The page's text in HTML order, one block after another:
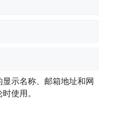
示名称、邮箱地址和网
使用。